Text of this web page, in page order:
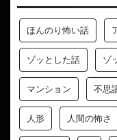
ほんのり怖い話
ゾッとした話 ゾ
マンション 不思
人形 人間の怖さ